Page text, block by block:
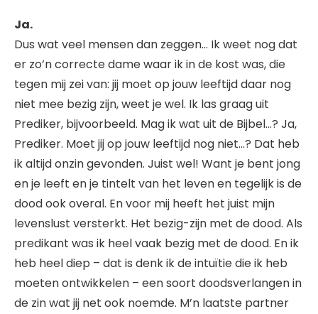
Ja.
Dus wat veel mensen dan zeggen… Ik weet nog dat
er zo’n correcte dame waar ik in de kost was, die
tegen mij zei van: jij moet op jouw leeftijd daar nog
niet mee bezig zijn, weet je wel. Ik las graag uit
Prediker, bijvoorbeeld. Mag ik wat uit de Bijbel…? Ja,
Prediker. Moet jij op jouw leeftijd nog niet…? Dat heb
ik altijd onzin gevonden. Juist wel! Want je bent jong
en je leeft en je tintelt van het leven en tegelijk is de
dood ook overal. En voor mij heeft het juist mijn
levenslust versterkt. Het bezig-zijn met de dood. Als
predikant was ik heel vaak bezig met de dood. En ik
heb heel diep – dat is denk ik de intuïtie die ik heb
moeten ontwikkelen – een soort doodsverlangen in
de zin wat jij net ook noemde. M’n laatste partner